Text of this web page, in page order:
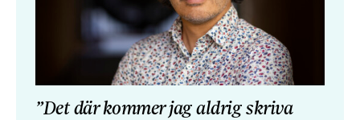
”Det där kommer jag aldrig skriva